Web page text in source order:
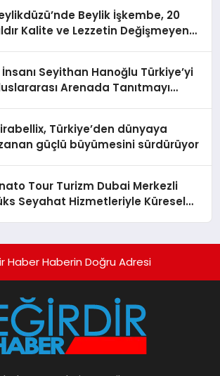
Beylik İşkembe, 20
Kalite ve Lezzetin Değişmeyen
İnsanı Seyithan Hanoğlu Türkiye’yi
Arenada Tanıtmayı
Türkiye’den dünyaya
güçlü büyümesini sürdürüyor
Tour Turizm Dubai Merkezli
Seyahat Hizmetleriyle Küresel
Haber Haberin Doğru Adresi